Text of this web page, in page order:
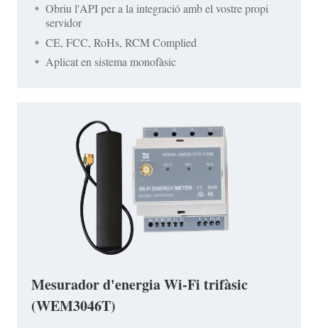
Obriu l'API per a la integració amb el vostre propi
servidor
CE, FCC, RoHs, RCM Complied
Aplicat en sistema monofàsic
Mesurador d'energia Wi-Fi trifàsic
(WEM3046T)